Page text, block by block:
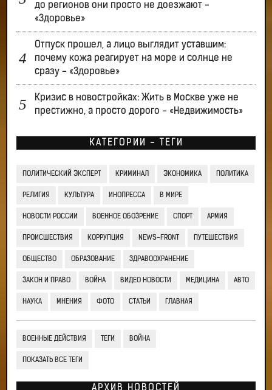
до регионов они просто не доезжают -
«Здоровье»
Отпуск прошел, а лицо выглядит уставшим:
почему кожа реагирует на море и солнце не
сразу - «Здоровье»
Кризис в новостройках: Жить в Москве уже не
престижно, а просто дорого - «Недвижимость»
КАТЕГОРИИ - ТЕГИ
ПОЛИТИЧЕСКИЙ ЭКСПЕРТ КРИМИНАЛ ЭКОНОМИКА ПОЛИТИКА
РЕЛИГИЯ КУЛЬТУРА ИНОПРЕССА В МИРЕ
НОВОСТИ РОССИИ ВОЕННОЕ ОБОЗРЕНИЕ СПОРТ АРМИЯ
ПРОИСШЕСТВИЯ КОРРУПЦИЯ NEWS-FRONT ПУТЕШЕСТВИЯ
ОБЩЕСТВО ОБРАЗОВАНИЕ ЗДРАВООХРАНЕНИЕ
ЗАКОН И ПРАВО ВОЙНА ВИДЕО НОВОСТИ МЕДИЦИНА АВТО
НАУКА МНЕНИЯ ФОТО СТАТЬИ ГЛАВНАЯ
ВОЕННЫЕ ДЕЙСТВИЯ ТЕГИ ВОЙНА
ПОКАЗАТЬ ВСЕ ТЕГИ